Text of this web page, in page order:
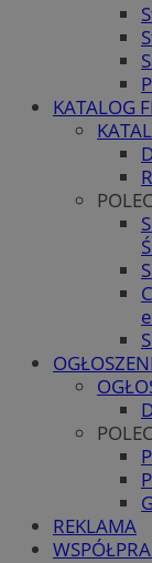
KATALOG
REKLAMA